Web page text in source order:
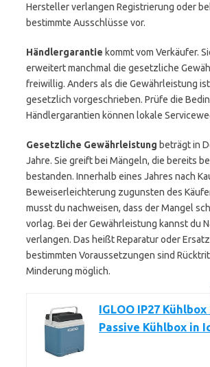
Hersteller verlangen Registrierung oder
bestimmte Ausschlüsse vor.
Händlergarantie kommt vom Verkäufer.
erweitert manchmal die gesetzliche
freiwillig. Anders als die Gewährleistung
gesetzlich vorgeschrieben. Prüfe die
Händlergarantien können lokale
Gesetzliche Gewährleistung beträgt in
Jahre. Sie greift bei Mängeln, die bereits
bestanden. Innerhalb eines Jahres nach
Beweiserleichterung zugunsten des
musst du nachweisen, dass der Mangel
vorlag. Bei der Gewährleistung kannst du
verlangen. Das heißt Reparatur oder
bestimmten Voraussetzungen sind
Minderung möglich.
IGLOO IP27
Passive Kühlbox in